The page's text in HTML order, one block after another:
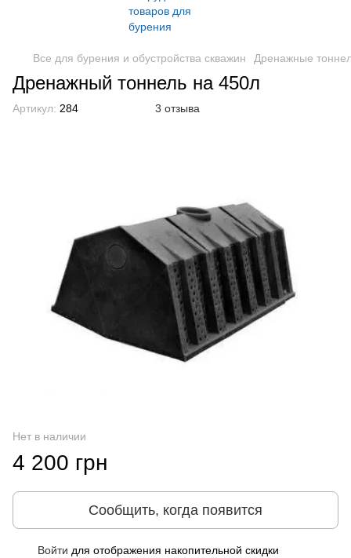
Все для бурения и обустройства скважин Дренажные
Дренажный тоннель на 450л
Артикул: 284 3 отзыва
Нет в наличии
4 200 грн
Сообщить, когда появится
Войти для отображения накопительной скидки